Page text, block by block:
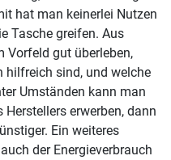
hat man keinerlei Nutzen
Tasche greifen. Aus
Vorfeld gut überleben,
hilfreich sind, und welche
Umständen kann man
erwerben, dann
Ein weiteres
der Energieverbrauch